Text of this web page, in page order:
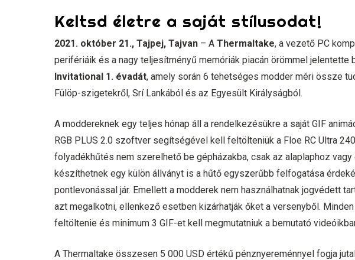
Keltsd életre a saját stílusodat!
2021. október 21., Tajpej, Tajvan – AThermaltake, a vezető PC
perifériáik és a nagy teljesítményű memóriák piacán örömmel jelentette
Invitational 1. évadát, amely során 6 tehetséges modder méri össze
Fülöp-szigetekről, Srí Lankából és az Egyesült Királyságból.
A moddereknek egy teljes hónap áll a rendelkezésükre a saját GIF
RGB PLUS 2.0 szoftver segítségével kell feltölteniük a Floe RC Ultra
folyadékhűtés nem szerelhető be gépházakba, csak az alaplaphoz
készíthetnek egy külön állványt is a hűtő egyszerűbb felfogatása
pontlevonással jár. Emellett a modderek nem használhatnak jogvédett
azt megalkotni, ellenkező esetben kizárhatják őket a versenyből.
feltöltenie és minimum 3 GIF-et kell megmutatniuk a bemutató
A Thermaltake összesen 5 000 USD értékű pénznyereménnyel fogja